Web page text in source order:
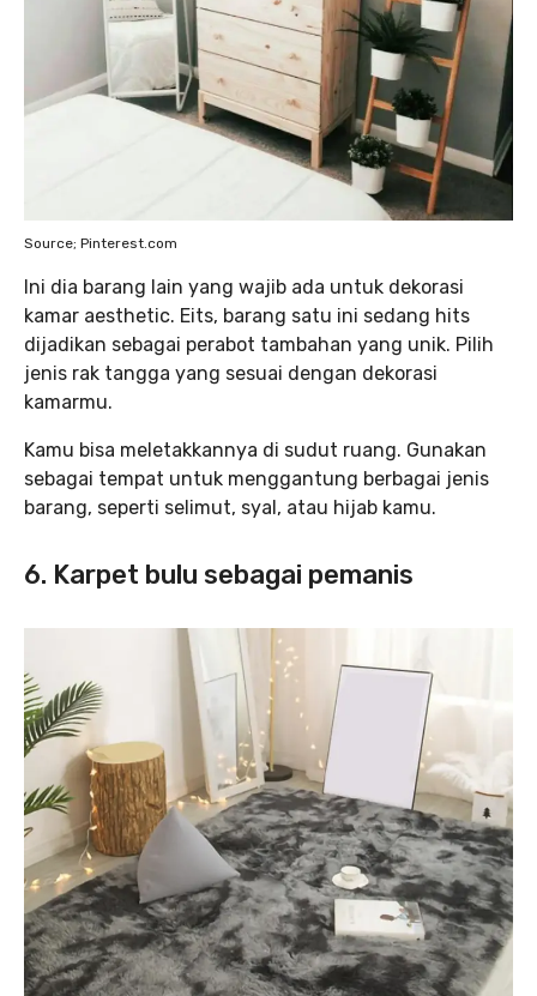
Source; Pinterest.com
Ini dia barang lain yang wajib ada untuk dekorasi
kamar aesthetic. Eits, barang satu ini sedang hits
dijadikan sebagai perabot tambahan yang unik. Pilih
jenis rak tangga yang sesuai dengan dekorasi
kamarmu.
Kamu bisa meletakkannya di sudut ruang. Gunakan
sebagai tempat untuk menggantung berbagai jenis
barang, seperti selimut, syal, atau hijab kamu.
6. Karpet bulu sebagai pemanis